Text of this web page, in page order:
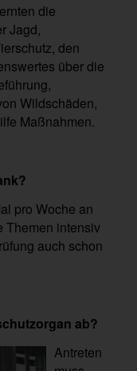
die
Jagd,
den
über die
Wildschäden,
Maßnahmen.
pro Woche an
Themen intensiv
auch schon
ab?
Antreten